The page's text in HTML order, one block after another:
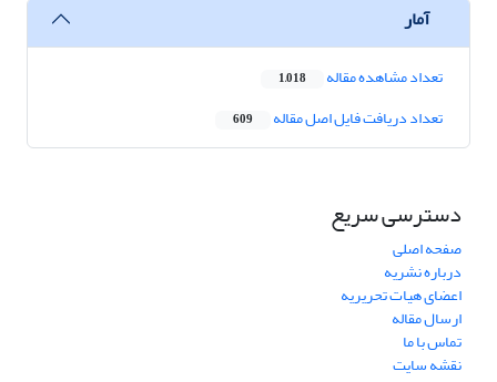
آمار
تعداد مشاهده مقاله 1,018
تعداد دریافت فایل اصل مقاله 609
دسترسی سریع
صفحه اصلی
درباره نشریه
اعضای هیات تحریریه
ارسال مقاله
تماس با ما
نقشه سایت